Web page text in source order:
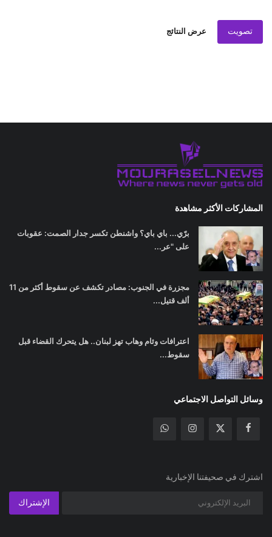
تصويت عرض النتائج
المشاركات الأكثر مشاهدة
برّي... باي باي؟ واشنطن تكسر جدار الصمت: عقوبات
على "عر...
مجزرة في الجنوب: مصادر تكشف عن سقوط أكثر من 11
ألف قتيل...
اعترافات وئام وهاب تهز لبنان.. هل يتحرك القضاء قبل
سقوط...
وسائل التواصل الاجتماعي
اشترك في صحيفتنا الإخبارية
الإشتراك